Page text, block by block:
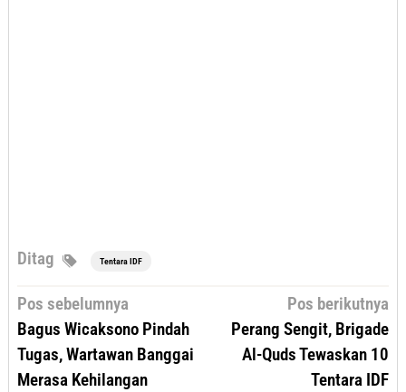
Ditag Tentara IDF
Navigasi
Pos sebelumnya
Bagus Wicaksono Pindah
Tugas, Wartawan Banggai
Merasa Kehilangan
Pos berikutnya
Perang Sengit, Brigade
Al-Quds Tewaskan 10
Tentara IDF